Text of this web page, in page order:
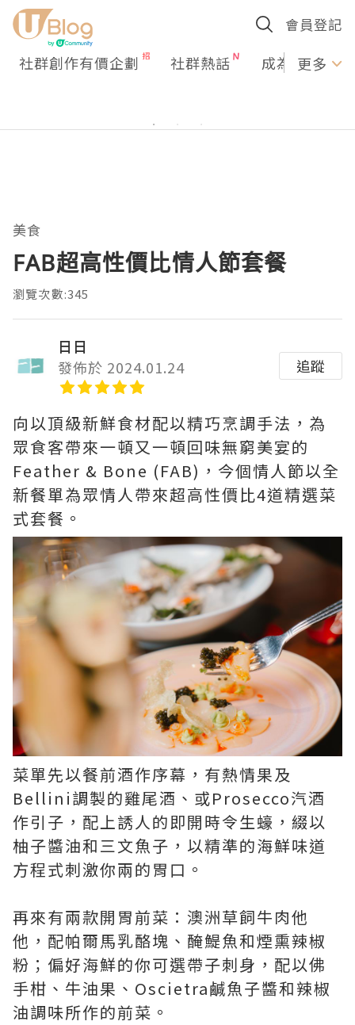
會員登記
社群創作有價企劃 社群熱話 成為U更多
美食
FAB超高性價比情人節套餐
瀏覽次數:345
日日
發佈於 2024.01.24
追蹤
向以頂級新鮮食材配以精巧烹調手法，為
眾食客帶來一頓又一頓回味無窮美宴的
Feather & Bone (FAB)，今個情人節以全
新餐單為眾情人帶來超高性價比4道精選菜
式套餐。
菜單先以餐前酒作序幕，有熱情果及
Bellini調製的雞尾酒、或Prosecco汽酒
作引子，配上誘人的即開時令生蠔，綴以
柚子醬油和三文魚子，以精準的海鮮味道
方程式刺激你兩的胃口。
再來有兩款開胃前菜：澳洲草飼牛肉他
他，配帕爾馬乳酪塊、醃鯷魚和煙熏辣椒
粉；偏好海鮮的你可選帶子刺身，配以佛
手柑、牛油果、Oscietra鹹魚子醬和辣椒
油調味所作的前菜。